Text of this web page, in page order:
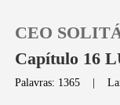
CEO
Capítulo 16
Palavras: 1365 |